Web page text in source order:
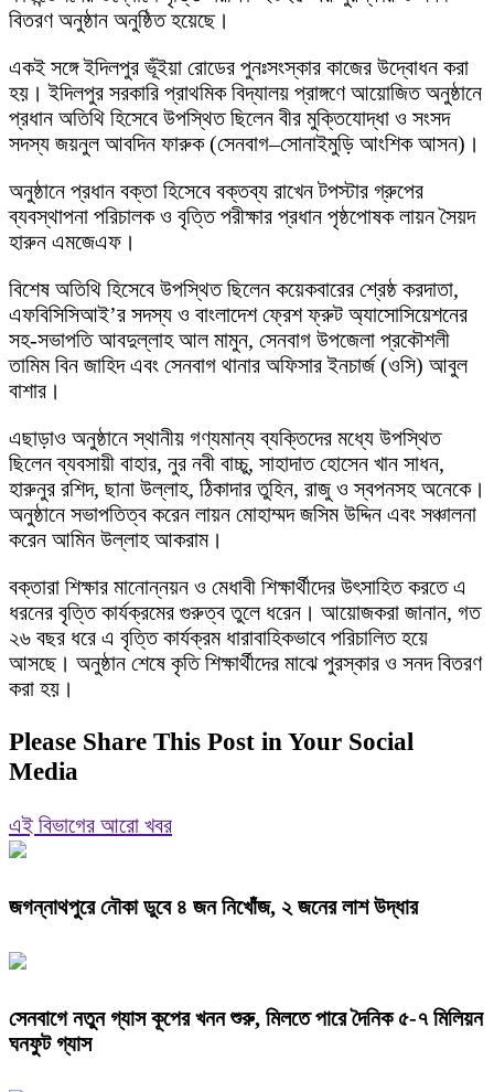
বিতরণ অনুষ্ঠান অনুষ্ঠিত হয়েছে।
একই সঙ্গে ইদিলপুর ভূঁইয়া রোডের পুনঃসংস্কার কাজের উদ্বোধন করা
হয়। ইদিলপুর সরকারি প্রাথমিক বিদ্যালয় প্রাঙ্গণে আয়োজিত অনুষ্ঠানে
প্রধান অতিথি হিসেবে উপস্থিত ছিলেন বীর মুক্তিযোদ্ধা ও সংসদ
সদস্য জয়নুল আবদিন ফারুক (সেনবাগ–সোনাইমুড়ি আংশিক আসন)।
অনুষ্ঠানে প্রধান বক্তা হিসেবে বক্তব্য রাখেন টপস্টার গ্রুপের
ব্যবস্থাপনা পরিচালক ও বৃত্তি পরীক্ষার প্রধান পৃষ্ঠপোষক লায়ন সৈয়দ
হারুন এমজেএফ।
বিশেষ অতিথি হিসেবে উপস্থিত ছিলেন কয়েকবারের শ্রেষ্ঠ করদাতা,
এফবিসিসিআই’র সদস্য ও বাংলাদেশ ফ্রেশ ফ্রুট অ্যাসোসিয়েশনের
সহ-সভাপতি আবদুল্লাহ আল মামুন, সেনবাগ উপজেলা প্রকৌশলী
তামিম বিন জাহিদ এবং সেনবাগ থানার অফিসার ইনচার্জ (ওসি) আবুল
বাশার।
এছাড়াও অনুষ্ঠানে স্থানীয় গণ্যমান্য ব্যক্তিদের মধ্যে উপস্থিত
ছিলেন ব্যবসায়ী বাহার, নুর নবী বাচ্চু, সাহাদাত হোসেন খান সাধন,
হারুনুর রশিদ, ছানা উল্লাহ, ঠিকাদার তুহিন, রাজু ও স্বপনসহ অনেকে।
অনুষ্ঠানে সভাপতিত্ব করেন লায়ন মোহাম্মদ জসিম উদ্দিন এবং সঞ্চালনা
করেন আমিন উল্লাহ আকরাম।
বক্তারা শিক্ষার মানোন্নয়ন ও মেধাবী শিক্ষার্থীদের উৎসাহিত করতে এ
ধরনের বৃত্তি কার্যক্রমের গুরুত্ব তুলে ধরেন। আয়োজকরা জানান, গত
২৬ বছর ধরে এ বৃত্তি কার্যক্রম ধারাবাহিকভাবে পরিচালিত হয়ে
আসছে। অনুষ্ঠান শেষে কৃতি শিক্ষার্থীদের মাঝে পুরস্কার ও সনদ বিতরণ
করা হয়।
Please Share This Post in Your Social
Media
এই বিভাগের আরো খবর
জগন্নাথপুরে নৌকা ডুবে ৪ জন নিখোঁজ, ২ জনের লাশ উদ্ধার
সেনবাগে নতুন গ্যাস কূপের খনন শুরু, মিলতে পারে দৈনিক ৫-৭ মিলিয়ন
ঘনফুট গ্যাস